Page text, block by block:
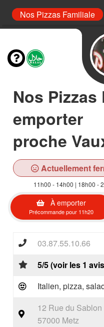
Nos Pizzas Familiale
Nos
emporter
proche
Actuellement
11h00 - 14h00 | 18h00 -
À emporter
Précommande pour 11h20
03.87.55.10.66
5/5 (voir les 1
Italien, pizza,
12 Rue du Sablon
57000 Metz